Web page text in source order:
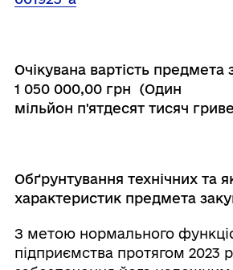
Очікувана вартість предмета
1 050 000,00 грн (Один
мільйон п'ятдесят тисяч
Обґрунтування технічних та
характеристик предмета
З метою нормального
підприємства протягом 2023